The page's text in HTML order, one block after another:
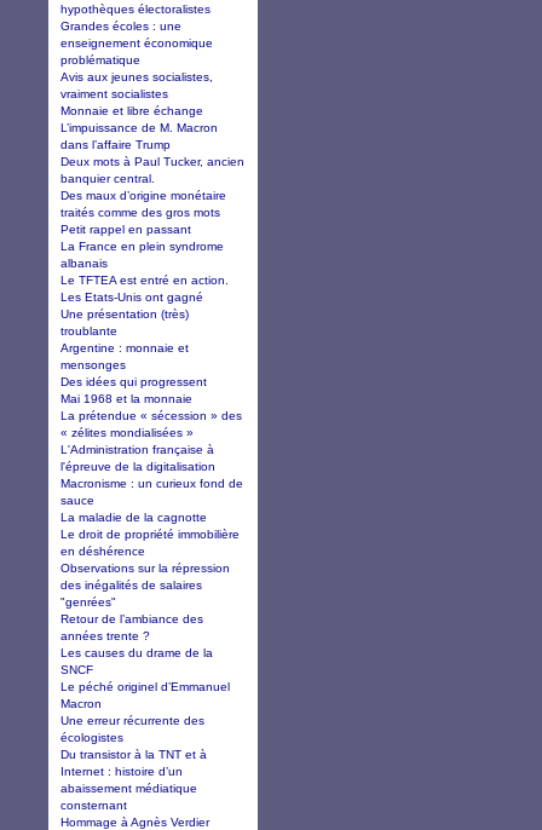
hypothèques électoralistes
Grandes écoles : une
enseignement économique
problématique
Avis aux jeunes socialistes,
vraiment socialistes
Monnaie et libre échange
L’impuissance de M. Macron
dans l’affaire Trump
Deux mots à Paul Tucker, ancien
banquier central.
Des maux d’origine monétaire
traités comme des gros mots
Petit rappel en passant
La France en plein syndrome
albanais
Le TFTEA est entré en action.
Les Etats-Unis ont gagné
Une présentation (très)
troublante
Argentine : monnaie et
mensonges
Des idées qui progressent
Mai 1968 et la monnaie
La prétendue « sécession » des
« zélites mondialisées »
L'Administration française à
l'épreuve de la digitalisation
Macronisme : un curieux fond de
sauce
La maladie de la cagnotte
Le droit de propriété immobilière
en déshérence
Observations sur la répression
des inégalités de salaires
"genrées"
Retour de l’ambiance des
années trente ?
Les causes du drame de la
SNCF
Le péché originel d’Emmanuel
Macron
Une erreur récurrente des
écologistes
Du transistor à la TNT et à
Internet : histoire d’un
abaissement médiatique
consternant
Hommage à Agnès Verdier